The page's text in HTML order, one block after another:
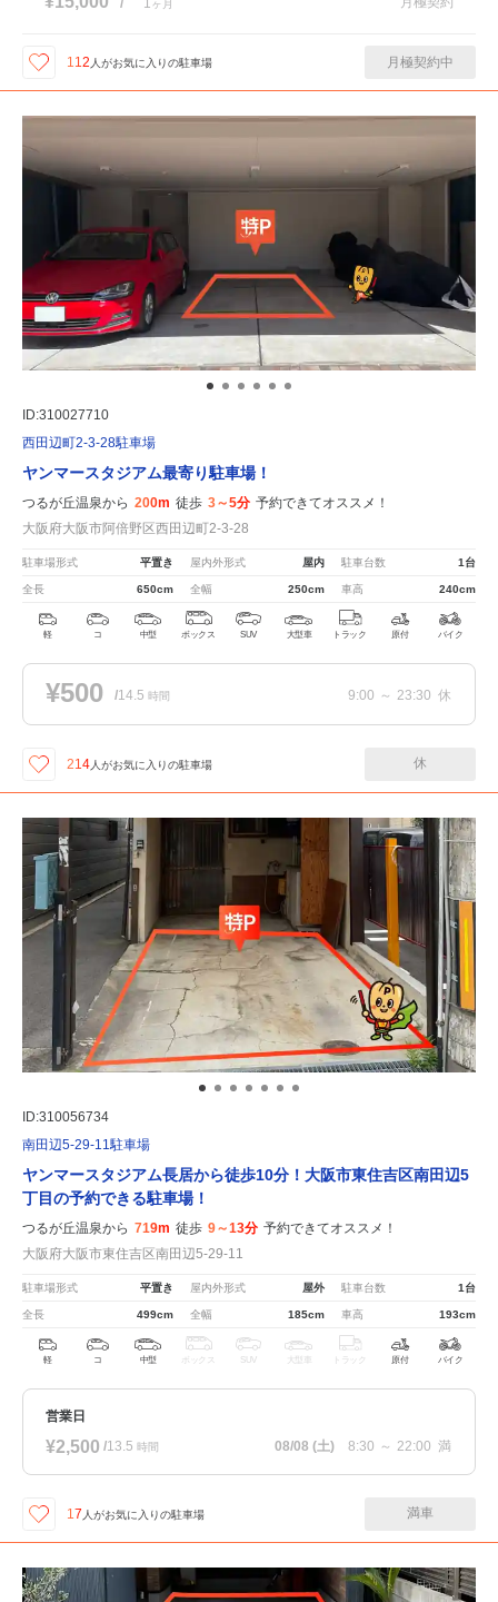
/ 1 ヶ月
112 人がお気に入りの駐車場 月極契約中
ID:310027710
西田辺町2-3-28駐車場
ヤンマースタジアム最寄り駐車場！
つるが丘温泉から 200m 徒歩 3～5分 予約できてオススメ！
大阪府大阪市阿倍野区西田辺町2-3-28
駐車場形式 平置き 屋内外形式 屋内 駐車台数 1台
全長 650cm 全幅 250cm 車高 240cm
軽 コ 中型 ボックス SUV 大型車 トラック 原付 バイク
¥500 /14.5 時間 9:00 ～ 23:30 休
214 人がお気に入りの駐車場 休
ID:310056734
南田辺5-29-11駐車場
ヤンマースタジアム長居から徒歩10分！大阪市東住吉区南田辺5
丁目の予約できる駐車場！
つるが丘温泉から 719m 徒歩 9～13分 予約できてオススメ！
大阪府大阪市東住吉区南田辺5-29-11
駐車場形式 平置き 屋内外形式 屋外 駐車台数 1台
全長 499cm 全幅 185cm 車高 193cm
軽 コ 中型 ボックス SUV 大型車 トラック 原付 バイク
営業日
¥2,500 /13.5 時間 08/08 (土) 8:30 ～ 22:00 満
17 人がお気に入りの駐車場 満車